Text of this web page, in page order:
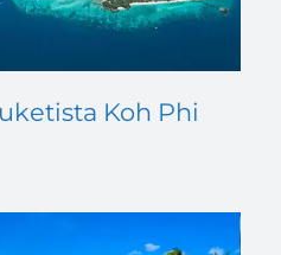
Koh Phi